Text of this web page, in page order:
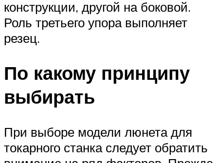
конструкции, другой на боковой.
Роль третьего упора выполняет
резец.
По какому принципу
выбирать
При выборе модели люнета для
токарного станка следует обратить